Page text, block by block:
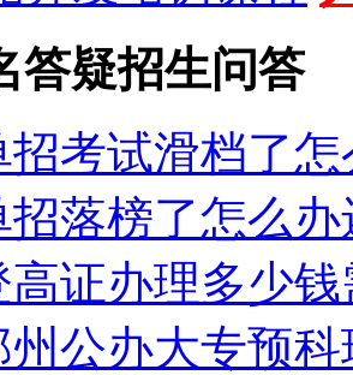
答疑招生问答
招考试滑档了
招落榜了怎么
高证办理多少
州公办大专预